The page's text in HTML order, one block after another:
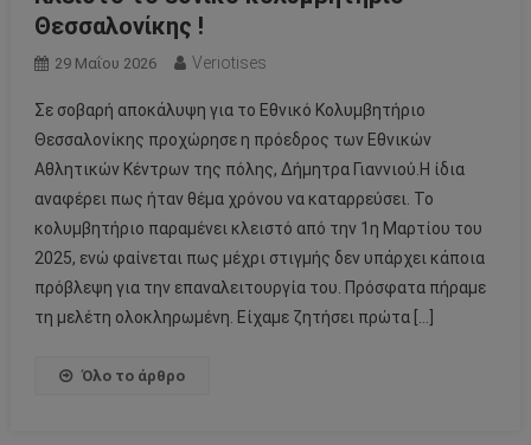
Θεσσαλονίκης !
29 Μαΐου 2026 Veriotises
Σε σοβαρή αποκάλυψη για το Εθνικό Κολυμβητήριο
Θεσσαλονίκης προχώρησε η πρόεδρος των Εθνικών
Αθλητικών Κέντρων της πόλης, Δήμητρα Γιαννιού.Η ίδια
αναφέρει πως ήταν θέμα χρόνου να καταρρεύσει. Το
κολυμβητήριο παραμένει κλειστό από την 1η Μαρτίου του
2025, ενώ φαίνεται πως μέχρι στιγμής δεν υπάρχει κάποια
πρόβλεψη για την επαναλειτουργία του. Πρόσφατα πήραμε
τη μελέτη ολοκληρωμένη. Είχαμε ζητήσει πρώτα […]
Όλο το άρθρο